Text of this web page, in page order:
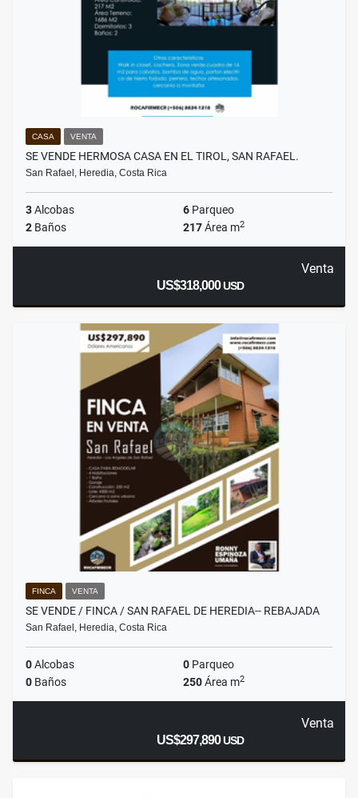
CASA VENTA
SE VENDE HERMOSA CASA EN EL TIROL, SAN RAFAEL.
San Rafael, Heredia, Costa Rica
3Alcobas 6 Parqueo
2 Baños 217Área m2
Venta
US$318,000USD
FINCA VENTA
SE VENDE / FINCA / SAN RAFAEL DE HEREDIA-- REBAJADA
San Rafael, Heredia, Costa Rica
0Alcobas 0 Parqueo
0 Baños 250Área m2
Venta
US$297,890USD